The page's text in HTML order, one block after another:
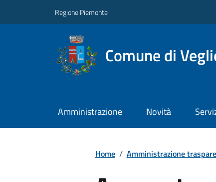
Regione Piemonte
Comune di
Amministrazione Novità
Home / Amministrazione